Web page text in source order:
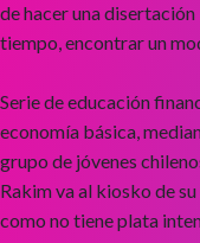
de hacer una
tiempo, encontrar un
Serie de educación
economía básica,
grupo de jóvenes
Rakim va al kiosko de
como no tiene plata